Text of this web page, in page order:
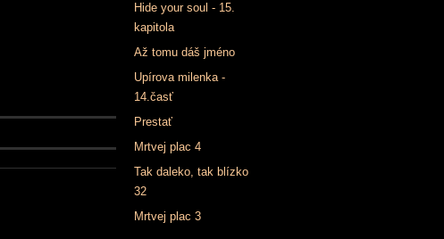
Hide your soul - 15.
kapitola
Až tomu dáš jméno
Upírova milenka -
14.časť
Prestať
Mrtvej plac 4
Tak daleko, tak blízko
32
Mrtvej plac 3